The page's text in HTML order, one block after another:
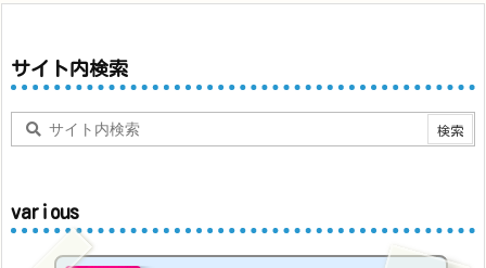
サイト内検索
various